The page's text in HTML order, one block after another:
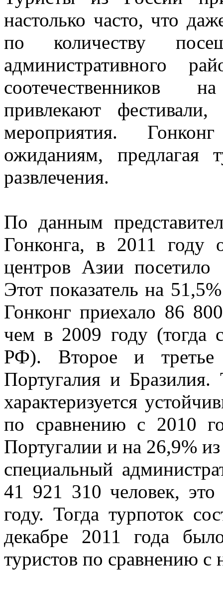
настолько часто, что
по количеству
административного
соотечественников
привлекают
мероприятия. Гонконг
ожиданиям, предлагая
развлечения.
По данным
Гонконга, в 2011 году
центров Азии
Этот показатель на
Гонконг приехало 86
чем в 2009 году (тогда
РФ). Второе и третье
Португалия и Бразилия.
характеризуется
по сравнению с 2010
Португалии и на 26,9%
специальный
41 921 310 человек,
году. Тогда турпоток
декабре 2011 года
туристов по сравнению с